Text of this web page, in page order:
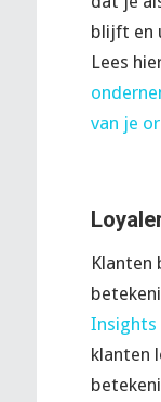
blijft en
Lees
van je
Klanten
Insights
klanten